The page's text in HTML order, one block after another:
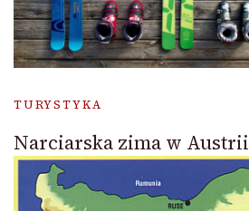
TURYSTYKA
Narciarska zima w Austrii